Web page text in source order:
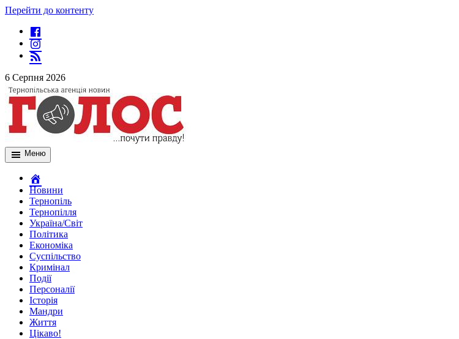
Перейти до контенту
6 Серпня 2026
Меню
Новини
Тернопіль
Тернопілля
Україна/Світ
Політика
Економіка
Суспільство
Кримінал
Події
Персоналії
Історія
Мандри
Життя
Цікаво!